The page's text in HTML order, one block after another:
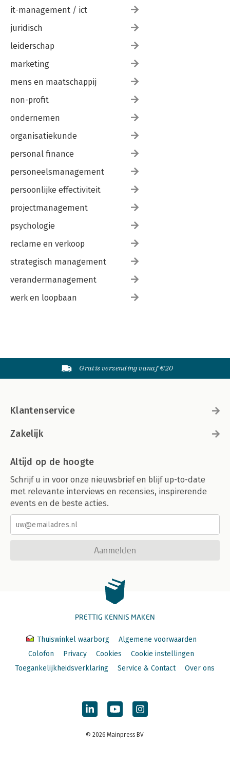
it-management / ict
juridisch
leiderschap
marketing
mens en maatschappij
non-profit
ondernemen
organisatiekunde
personal finance
personeelsmanagement
persoonlijke effectiviteit
projectmanagement
psychologie
reclame en verkoop
strategisch management
verandermanagement
werk en loopbaan
Gratis verzending vanaf €20
Klantenservice
Zakelijk
Altijd op de hoogte
Schrijf u in voor onze nieuwsbrief en blijf up-to-date
met relevante interviews en recensies, inspirerende
events en de beste acties.
Aanmelden
PRETTIG KENNIS MAKEN
Thuiswinkel waarborg
Algemene voorwaarden
Colofon
Privacy Cookies
Cookie instellingen
Toegankelijkheidsverklaring
Service & Contact Over ons
© 2026 Mainpress BV